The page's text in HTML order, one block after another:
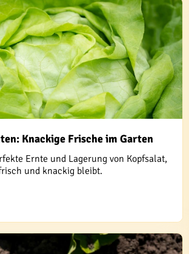
Knackige Frische im Garten
Ernte und Lagerung von Kopfsalat,
und knackig bleibt.